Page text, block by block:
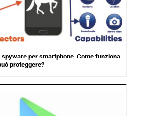
spyware per smartphone. Come funziona
proteggere?